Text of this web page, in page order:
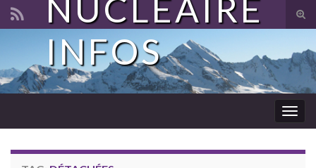
Search for:
NUCLÉAIRE
INFOS